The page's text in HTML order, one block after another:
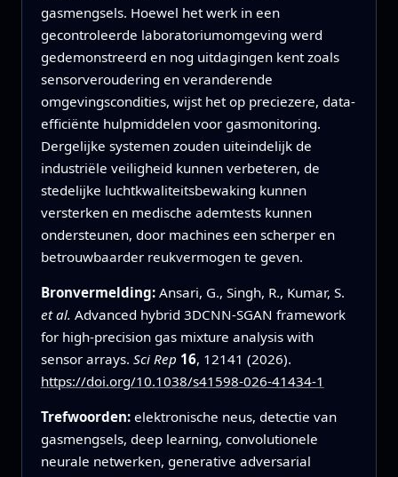
gasmengsels. Hoewel het werk in een
gecontroleerde laboratoriumomgeving werd
gedemonstreerd en nog uitdagingen kent zoals
sensorveroudering en veranderende
omgevingscondities, wijst het op preciezere, data-
efficiënte hulpmiddelen voor gasmonitoring.
Dergelijke systemen zouden uiteindelijk de
industriële veiligheid kunnen verbeteren, de
stedelijke luchtkwaliteitsbewaking kunnen
versterken en medische ademtests kunnen
ondersteunen, door machines een scherper en
betrouwbaarder reukvermogen te geven.
Bronvermelding: Ansari, G., Singh, R., Kumar, S.
et al. Advanced hybrid 3DCNN-SGAN framework
for high-precision gas mixture analysis with
sensor arrays. Sci Rep 16, 12141 (2026).
https://doi.org/10.1038/s41598-026-41434-1
Trefwoorden: elektronische neus, detectie van
gasmengsels, deep learning, convolutionele
neurale netwerken, generative adversarial